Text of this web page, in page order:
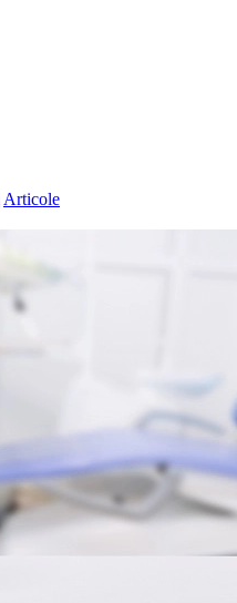
Articole